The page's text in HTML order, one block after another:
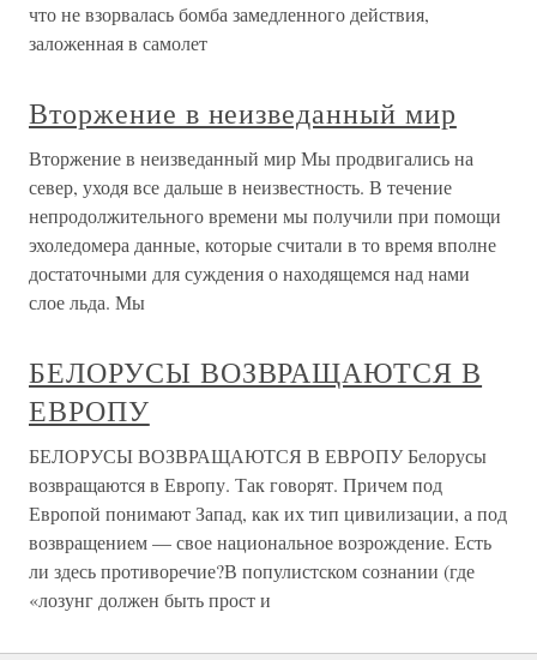
что не взорвалась бомба замедленного действия,
заложенная в самолет
Вторжение в неизведанный мир
Вторжение в неизведанный мир Мы продвигались на
север, уходя все дальше в неизвестность. В течение
непродолжительного времени мы получили при помощи
эхоледомера данные, которые считали в то время вполне
достаточными для суждения о находящемся над нами
слое льда. Мы
БЕЛОРУСЫ ВОЗВРАЩАЮТСЯ В
ЕВРОПУ
БЕЛОРУСЫ ВОЗВРАЩАЮТСЯ В ЕВРОПУ Белорусы
возвращаются в Европу. Так говорят. Причем под
Европой понимают Запад, как их тип цивилизации, а под
возвращением — свое национальное возрождение. Есть
ли здесь противоречие?В популистском сознании (где
«лозунг должен быть прост и